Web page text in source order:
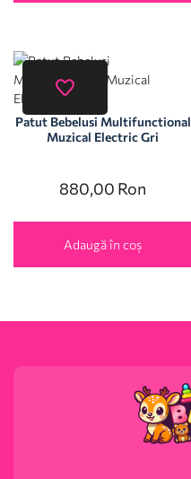
Patut Bebelusi Multifunctional
Muzical Electric Gri
880,00 Ron
Adaugă în coș